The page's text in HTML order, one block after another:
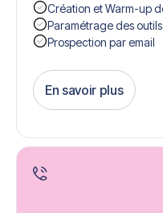
Création et Warm-up
Paramétrage des outils
Prospection par email
En savoir plus
Get Started